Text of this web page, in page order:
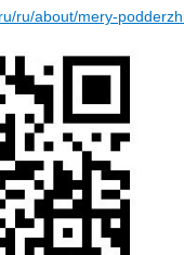
ru/about/mery-